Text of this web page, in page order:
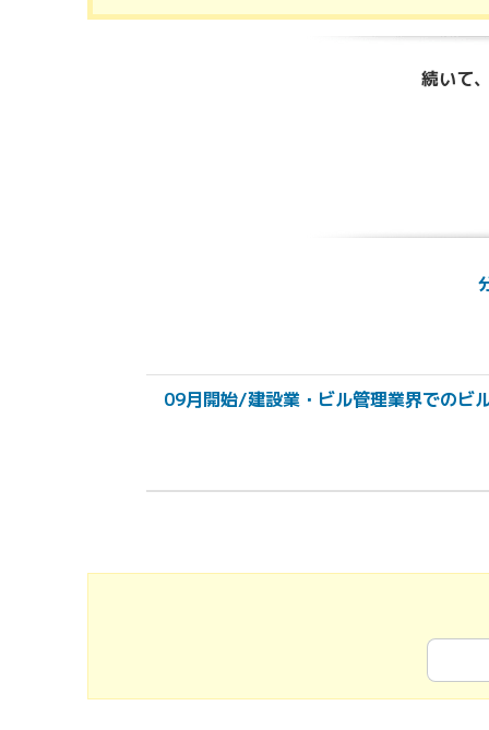
続いて
09月開始/建設業・ビル管理業界でのビ